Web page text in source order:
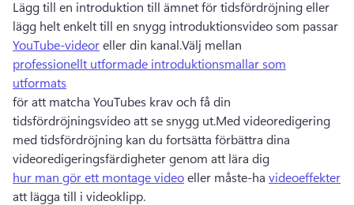
Lägg till en introduktion till ämnet för tidsfördröjning eller
lägg helt enkelt till en snygg introduktionsvideo som passar
YouTube-videor eller din kanal.Välj mellan
professionellt utformade introduktionsmallar som
utformats
för att matcha YouTubes krav och få din
tidsfördröjningsvideo att se snygg ut.Med videoredigering
med tidsfördröjning kan du fortsätta förbättra dina
videoredigeringsfärdigheter genom att lära dig
hur man gör ett montage video eller måste-ha videoeffekter
att lägga till i videoklipp.